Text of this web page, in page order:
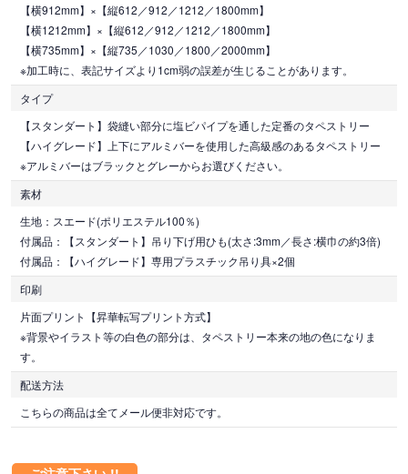
【横912mm】×【縦612／912／1212／1800mm】
【横1212mm】×【縦612／912／1212／1800mm】
【横735mm】×【縦735／1030／1800／2000mm】
※加工時に、表記サイズより1cm弱の誤差が生じることがあります。
タイプ
【スタンダート】袋縫い部分に塩ビパイプを通した定番のタペストリー
【ハイグレード】上下にアルミバーを使用した高級感のあるタペストリー
※アルミバーはブラックとグレーからお選びください。
素材
生地：スエード(ポリエステル100％)
付属品：【スタンダート】吊り下げ用ひも(太さ:3mm／長さ:横巾の約3倍)
付属品：【ハイグレード】専用プラスチック吊り具×2個
印刷
片面プリント【昇華転写プリント方式】
※背景やイラスト等の白色の部分は、タペストリー本来の地の色になりま
す。
配送方法
こちらの商品は全てメール便非対応です。